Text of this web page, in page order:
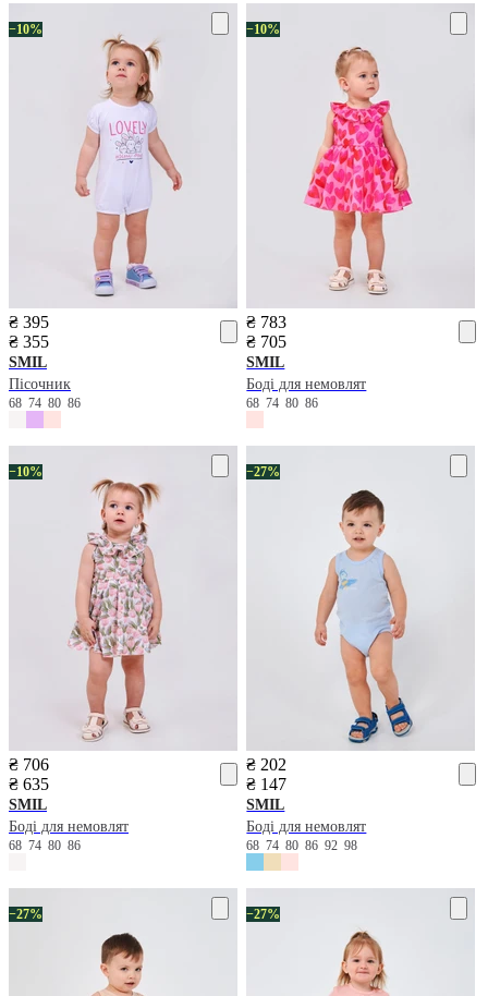
−10%
₴ 395
₴ 355
SMIL
Пісочник
68 74 80 86
−10%
₴ 783
₴ 705
SMIL
Боді для немовлят
68748086
−10%
₴ 706
₴ 635
SMIL
Боді для немовлят
68 74 80 86
−27%
₴ 202
₴ 147
SMIL
Боді для немовлят
687480869298
−27% −27%